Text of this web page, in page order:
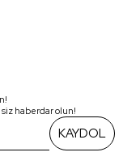
haberdar olun!
KAYDOL